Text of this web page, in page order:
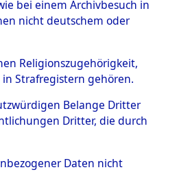
→0002
bei einem Archivbesuch in
nicht deutschem oder
Religionszugehörigkeit,
Strafregistern gehören.
Belange Dritter
Dritter, die durch
Daten nicht